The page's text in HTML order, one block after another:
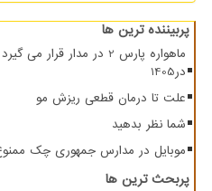
پربیننده ترین ها
ماهواره پارس 2 در مدار
در1405
علت تا درمان قطعی ریزش مو
شما نظر بدهید
موبایل در مدارس جمهوری چک
پربحث ترین ها